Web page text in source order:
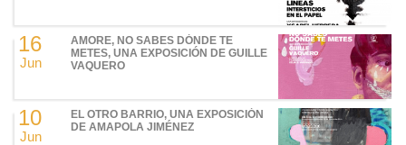
16
Jun
AMORE, NO SABES DÓNDE TE
METES, UNA EXPOSICIÓN DE GUILLE
VAQUERO
10
Jun
EL OTRO BARRIO, UNA EXPOSICIÓN
DE AMAPOLA JIMÉNEZ